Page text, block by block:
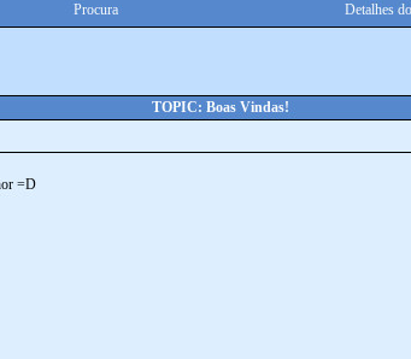
Procura Detalhes
TOPIC: Boas Vindas!
=D